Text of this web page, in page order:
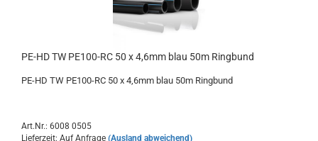
PE-HD TW PE100-RC 50 x 4,6mm blau 50m Ringbund
PE-HD TW PE100-RC 50 x 4,6mm blau 50m Ringbund
Art.Nr.: 6008 0505
Lieferzeit: Auf Anfrage (Ausland abweichend)